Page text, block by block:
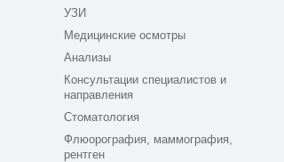
УЗИ
Медицинские осмотры
Анализы
Консультации специалистов и
направления
Стоматология
Флюорография, маммография,
рентген